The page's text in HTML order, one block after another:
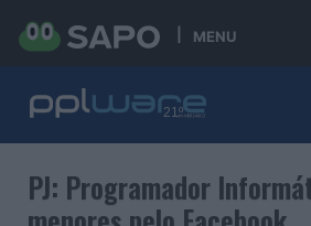
MENU
PJ: Programador